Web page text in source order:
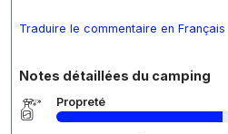
Traduire le commentaire en Français
Notes détaillées du camping
Propreté